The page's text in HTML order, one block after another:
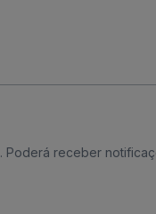
. Poderá receber